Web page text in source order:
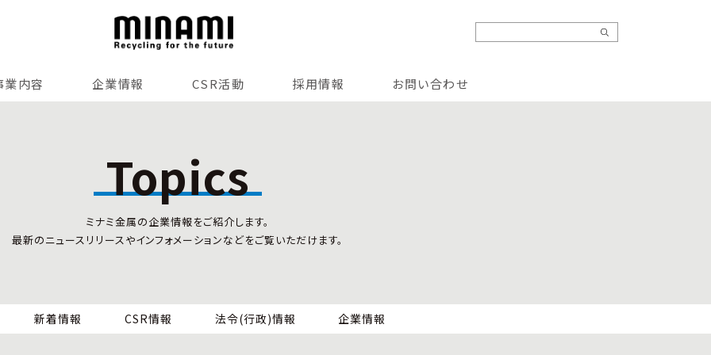
業内容 企業情報 CSR活動 採用情報 お問い合わせ
Topics
ミナミ金属の企業情報をご紹介します。
最新のニュースリリースやインフォメーションなどをご覧いただけます。
新着情報 CSR情報 法令(行政)情報 企業情報